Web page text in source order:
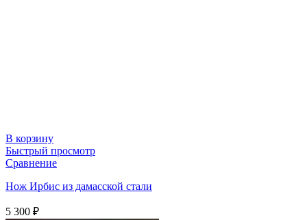
В корзину
Быстрый просмотр
Сравнение
Нож Ирбис из дамасской стали
5 300 ₽